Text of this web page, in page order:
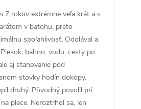
7 rokov extrémne veľa krát a s
v batohu, preto
spoľahlivosť. Odolával a
bahno, vodu, cesty po
aj stanovanie pod
stovky hodín dokopy.
druhý. Pôvodný povolil pri
plece. Neroztrhol sa, len